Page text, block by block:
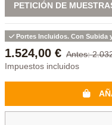
PETICIÓN DE
Portes Incluidos. Con Subida
1.524,00 €
Impuestos incluidos